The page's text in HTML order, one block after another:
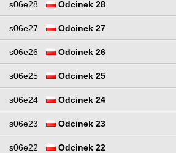
s06e28 Odcinek 28
s06e27 Odcinek 27
s06e26 Odcinek 26
s06e25 Odcinek 25
s06e24 Odcinek 24
s06e23 Odcinek 23
s06e22 Odcinek 22